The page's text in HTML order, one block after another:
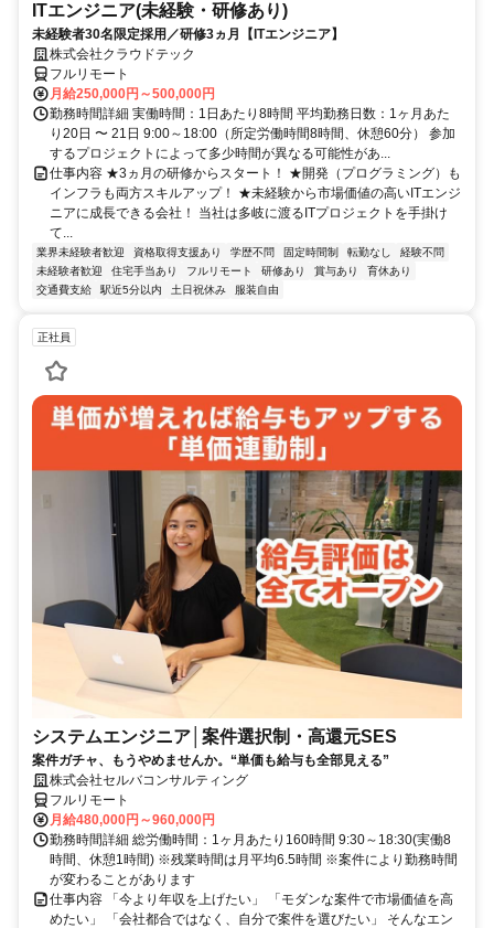
ITエンジニア(未経験・研修あり)
未経験者30名限定採用／研修3ヵ月【ITエンジニア】
株式会社クラウドテック
フルリモート
月給250,000円～500,000円
勤務時間詳細 実働時間：1日あたり8時間 平均勤務日数：1ヶ月あた
り20日 〜 21日 9:00～18:00（所定労働時間8時間、休憩60分） 参加
するプロジェクトによって多少時間が異なる可能性があ...
仕事内容 ★3ヵ月の研修からスタート！ ★開発（プログラミング）も
インフラも両方スキルアップ！ ★未経験から市場価値の高いITエンジ
ニアに成長できる会社！ 当社は多岐に渡るITプロジェクトを手掛け
て...
業界未経験者歓迎 資格取得支援あり 学歴不問 固定時間制 転勤なし
経験不問
未経験者歓迎
住宅手当あり フルリモート 研修あり 賞与あり
育休あり
交通費支給
駅近5分以内 土日祝休み 服装自由
正社員
システムエンジニア│案件選択制・高還元SES
案件ガチャ、もうやめませんか。“単価も給与も全部見える”
株式会社セルバコンサルティング
フルリモート
月給480,000円～960,000円
勤務時間詳細 総労働時間：1ヶ月あたり160時間 9:30～18:30(実働8
時間、休憩1時間) ※残業時間は月平均6.5時間 ※案件により勤務時間
が変わることがあります
仕事内容 「今より年収を上げたい」 「モダンな案件で市場価値を高
めたい」 「会社都合ではなく、自分で案件を選びたい」 そんなエン